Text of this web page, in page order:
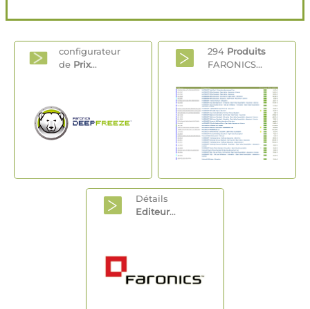
configurateur
de Prix...
294 Produits
FARONICS...
Détails
Editeur...